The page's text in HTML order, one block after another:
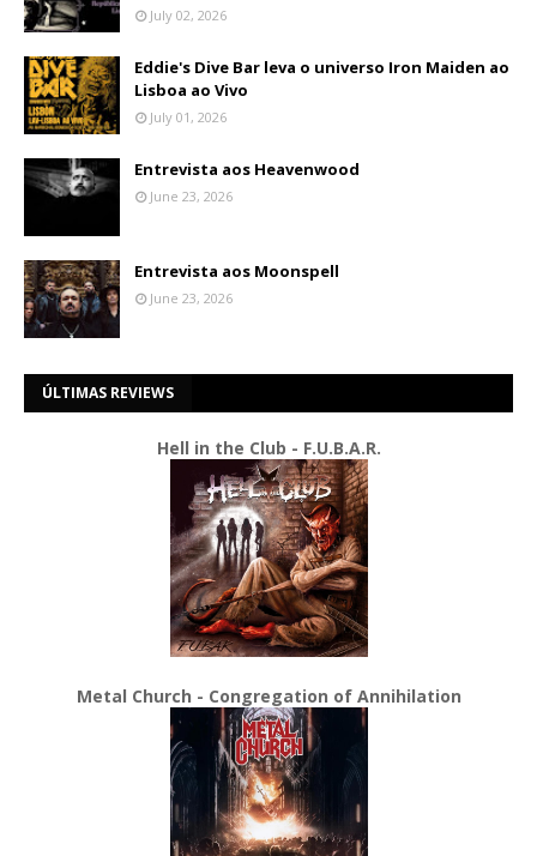
July 02, 2026
Eddie's Dive Bar leva o universo Iron Maiden ao
Lisboa ao Vivo
July 01, 2026
Entrevista aos Heavenwood
June 23, 2026
Entrevista aos Moonspell
June 23, 2026
ÚLTIMAS REVIEWS
Hell in the Club - F.U.B.A.R.
Metal Church - Congregation of Annihilation